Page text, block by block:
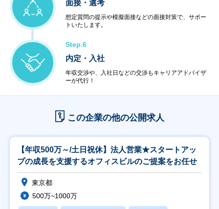
面接・選考
想定質問の提示や模擬面接などの面接対策で、サポー
トいたします。
Step.6
内定・入社
年収交渉や、入社日などの交渉もキャリアアドバイザ
ーが代行！
この企業の他の公開求人
【年収500万～/土日祝休】法人営業★スタートアッ
プの成長を支援するオフィスビルのご提案をお任せ
東京都
500万~1000万